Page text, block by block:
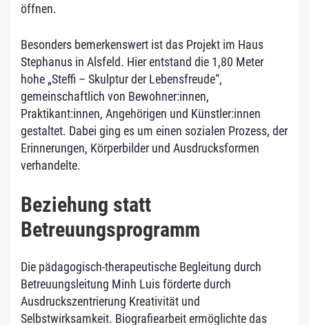
öffnen.
Besonders bemerkenswert ist das Projekt im Haus
Stephanus in Alsfeld. Hier entstand die 1,80 Meter
hohe „Steffi – Skulptur der Lebensfreude“,
gemeinschaftlich von Bewohner:innen,
Praktikant:innen, Angehörigen und Künstler:innen
gestaltet. Dabei ging es um einen sozialen Prozess, der
Erinnerungen, Körperbilder und Ausdrucksformen
verhandelte.
Beziehung statt
Betreuungsprogramm
Die pädagogisch-therapeutische Begleitung durch
Betreuungsleitung Minh Luis förderte durch
Ausdruckszentrierung Kreativität und
Selbstwirksamkeit. Biografiearbeit ermöglichte das